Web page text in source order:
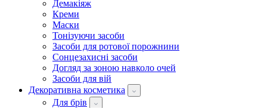
Демакіяж
Креми
Маски
Тонізуючи засоби
Засоби для ротової порожнини
Сонцезахисні засоби
Догляд за зоною навколо очей
Засоби для вій
Декоративна косметика
Для брів